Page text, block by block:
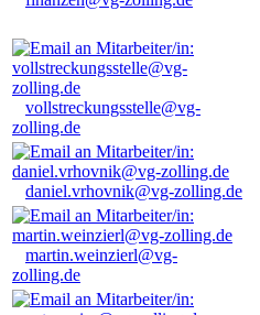
vollstreckungsstelle@vg-
zolling.de
daniel.vrhovnik@vg-zolling.de
martin.weinzierl@vg-
zolling.de